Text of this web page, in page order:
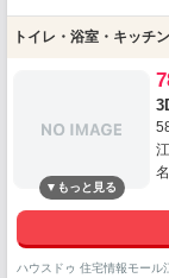
トイレ・浴室・キッ
ハウスドゥ 住宅情報モール